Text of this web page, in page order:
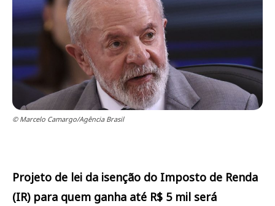
© Marcelo Camargo/Agência Brasil
Projeto de lei da isenção do Imposto de Renda
(IR) para quem ganha até R$ 5 mil será